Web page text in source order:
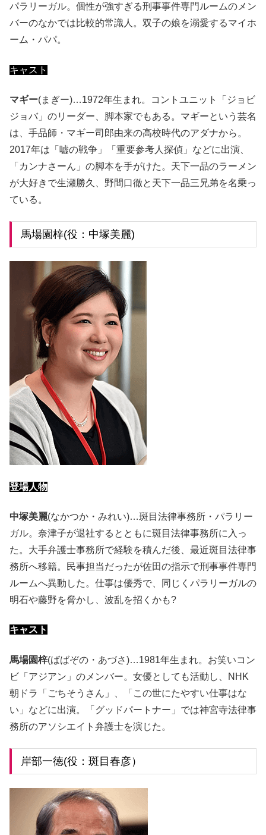
パラリーガル。個性が強すぎる刑事事件専門ルームのメン
バーのなかでは比較的常識人。双子の娘を溺愛するマイホ
ーム・パパ。
キャスト
マギー(まぎー)…1972年生まれ。コントユニット「ジョビ
ジョバ」のリーダー、脚本家でもある。マギーという芸名
は、手品師・マギー司郎由来の高校時代のアダナから。
2017年は「嘘の戦争」「重要参考人探偵」などに出演、
「カンナさーん」の脚本を手がけた。天下一品のラーメン
が大好きで生瀬勝久、野間口徹と天下一品三兄弟を名乗っ
ている。
馬場園梓(役：中塚美麗)
登場人物
中塚美麗(なかつか・みれい)…斑目法律事務所・パラリー
ガル。奈津子が退社するとともに斑目法律事務所に入っ
た。大手弁護士事務所で経験を積んだ後、最近斑目法律事
務所へ移籍。民事担当だったが佐田の指示で刑事事件専門
ルームへ異動した。仕事は優秀で、同じくパラリーガルの
明石や藤野を脅かし、波乱を招くかも?
キャスト
馬場園梓(ばばぞの・あづさ)…1981年生まれ。お笑いコン
ビ「アジアン」のメンバー。女優としても活動し、NHK
朝ドラ「ごちそうさん」、「この世にたやすい仕事はな
い」などに出演。「グッドパートナー」では神宮寺法律事
務所のアソシエイト弁護士を演じた。
岸部一徳(役：斑目春彦）